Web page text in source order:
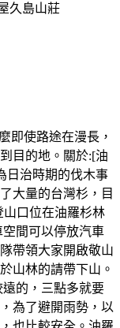
山莊
即使路途在漫長，
地。關於:[油
日治時期的伐木事
大量的台灣杉，目
口位在油羅杉林
間可以停放汽車
帶領大家開啟敬山
山林的請帶下山。
的，三點多就要
為了避開雨勢，以